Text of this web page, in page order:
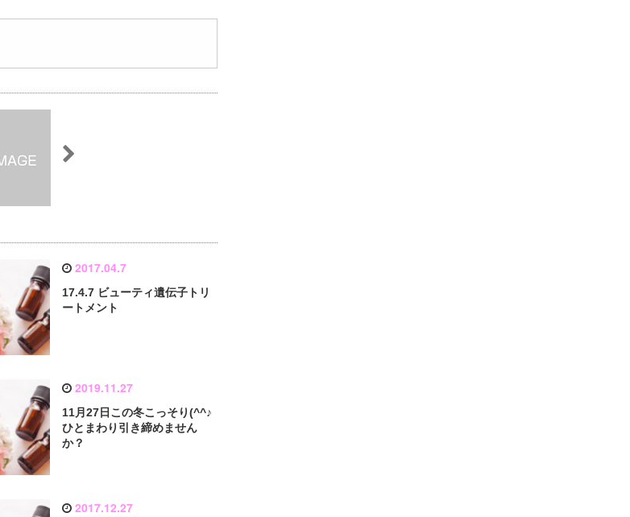
2017.04.7
17.4.7 ビューティ遺伝子トリ
ートメント
2019.11.27
11月27日この冬こっそり(^^♪
ひとまわり引き締めません
か？
2017.12.27